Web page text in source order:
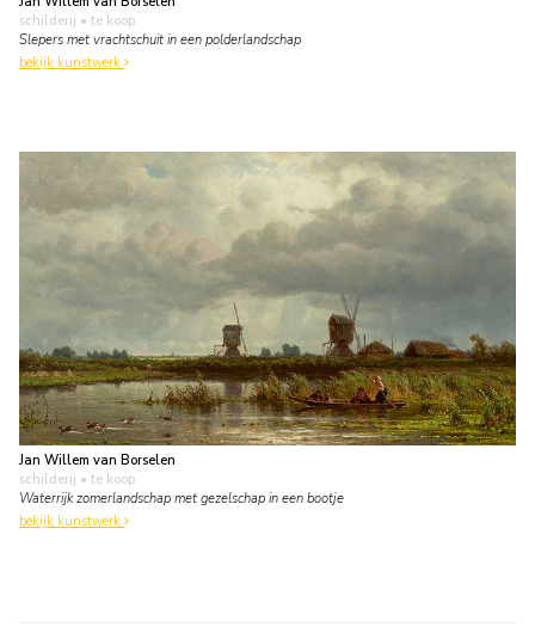
schilderij • te koop
Slepers met vrachtschuit in een polderlandschap
bekijk kunstwerk
Jan Willem van Borselen
schilderij • te koop
Waterrijk zomerlandschap met gezelschap in een bootje
bekijk kunstwerk